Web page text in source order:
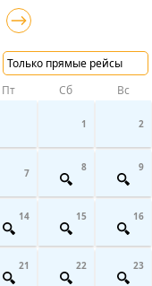
Только прямые рейсы
Пт Сб Вс
1 2
7 8 9
14 15 16
21 22 23